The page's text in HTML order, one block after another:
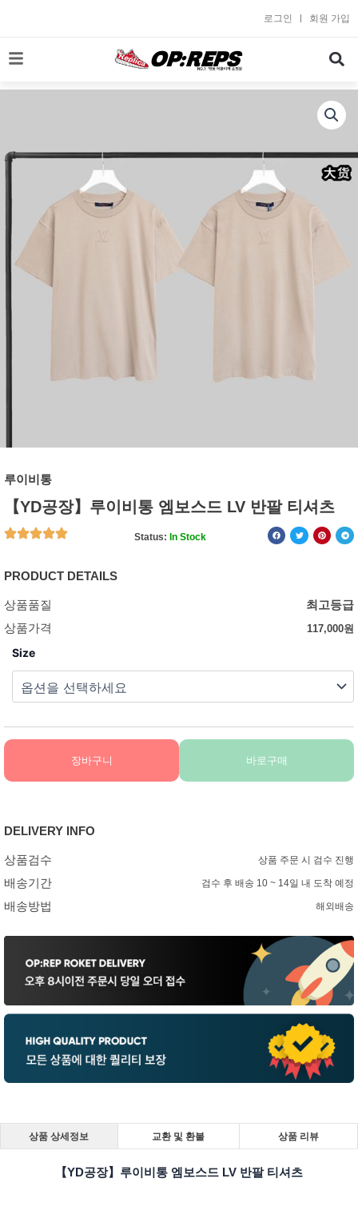
로
로그인 회원 가입
루이비통
【YD공장】루이비통 엠보스드 LV 반팔 티셔츠
Status: In Stock
PRODUCT DETAILS
상품품질
최고등급
상품가격
117,000원
Size
장바구니 바로구매
DELIVERY INFO
상품검수 상품 주문 시 검수 진행
배송기간 검수 후 배송 10 ~ 14일 내 도착 예정
배송방법 해외배송
상품 상세정보 교환 및 환불 상품 리뷰
【YD공장】루이비통 엠보스드 LV 반팔 티셔츠